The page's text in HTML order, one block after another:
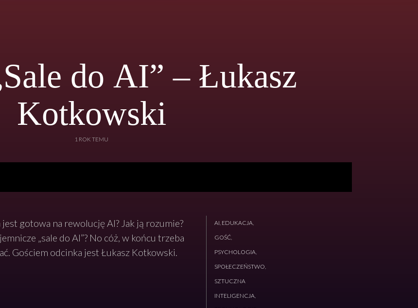
do AI” – Łukasz
Kotkowski
1 ROK TEMU
jest gotowa na rewolucję AI? Jak ją rozumie?
„sale do AI”? No cóż, w końcu trzeba
Gościem odcinka jest Łukasz Kotkowski.
AI, EDUKACJA,
GOŚĆ,
PSYCHOLOGIA,
SPOŁECZEŃSTWO,
SZTUCZNA
INTELIGENCJA,